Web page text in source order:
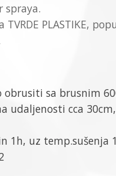
spraya.
TVRDE PLASTIKE,
sa brusnim
udaljenosti cca
1h, uz temp.sušenja